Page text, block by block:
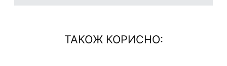
ТАКОЖ КОРИСНО: